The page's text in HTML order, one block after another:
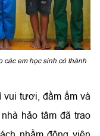
các em học sinh có thành
vui tươi, đầm ấm và
hảo tâm đã trao